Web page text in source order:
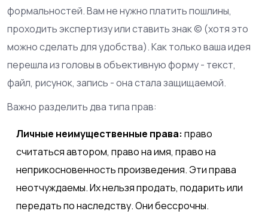
формальностей. Вам не нужно платить пошлины,
проходить экспертизу или ставить знак © (хотя это
можно сделать для удобства). Как только ваша идея
перешла из головы в объективную форму - текст,
файл, рисунок, запись - она стала защищаемой.
Важно разделить два типа прав:
Личные неимущественные права: право
считаться автором, право на имя, право на
неприкосновенность произведения. Эти права
неотчуждаемы. Их нельзя продать, подарить или
передать по наследству. Они бессрочны.